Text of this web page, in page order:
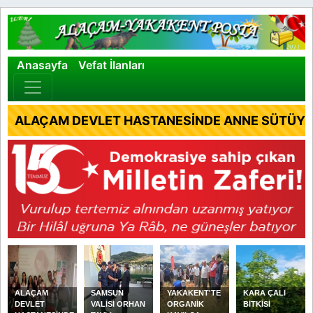
Anasayfa Vefat İlanları
ALAÇAM DEVLET HASTANESİNDE ANNE
ALAÇAM
DEVLET
SAMSUN
VALİSİ ORHAN
YAKAKENT'TE
ORGANİK
KARA ÇALI
BİTKİSİ
×